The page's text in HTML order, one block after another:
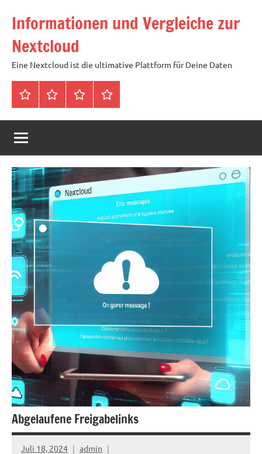
Inhalt
springen
Informationen und Vergleiche zur
Nextcloud
Eine Nextcloud ist die ultimative Plattform für Deine Daten
StartseiteNeuste
Artikel
Cloud
mit
Speicher
für
4,99
Tags
Abgelaufene Freigabelinks
Juli 18, 2024 admin